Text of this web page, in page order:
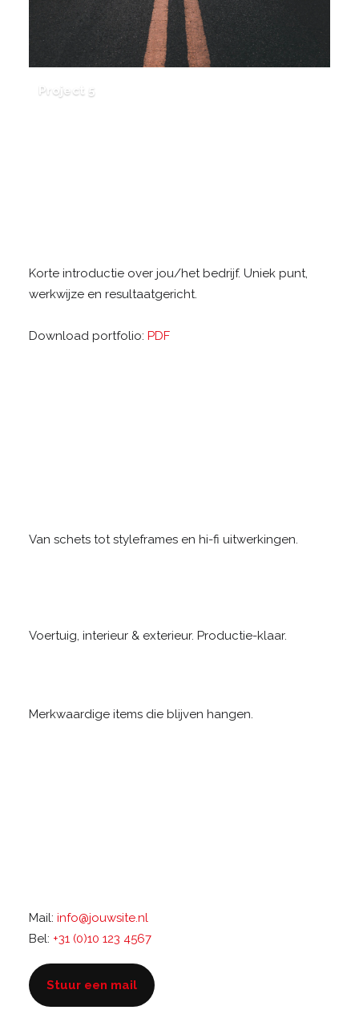
Project 5
Korte introductie over jou/het bedrijf. Uniek punt,
werkwijze en resultaatgericht.
Download portfolio: PDF
Van schets tot styleframes en hi-fi uitwerkingen.
Voertuig, interieur & exterieur. Productie-klaar.
Merkwaardige items die blijven hangen.
Mail: info@jouwsite.nl
Bel: +31 (0)10 123 4567
Stuur een mail